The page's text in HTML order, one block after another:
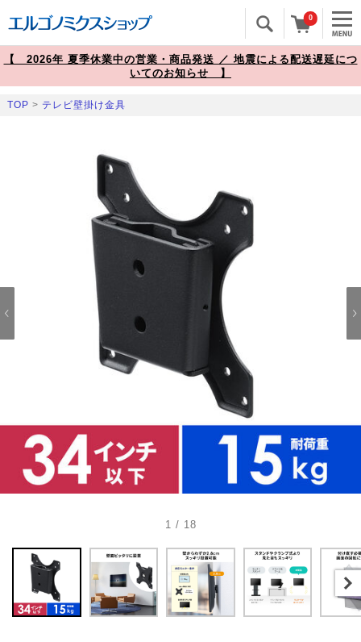
0
【 2026年 夏季休業中の営業・商品発送 ／ 地震による配送遅延につ
いてのお知らせ 】
TOP > テレビ壁掛け金具
1 / 18